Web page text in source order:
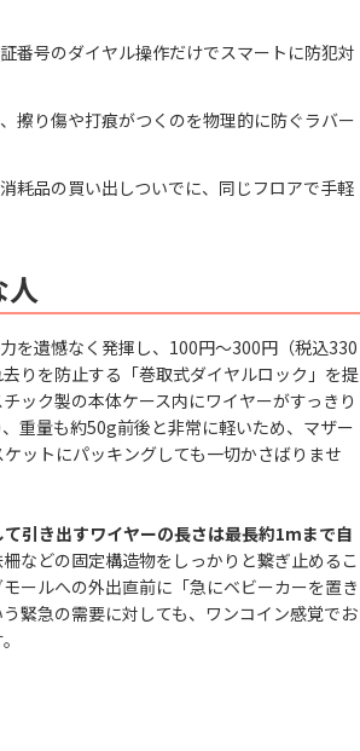
番号のダイヤル操作だけでスマートに防犯対
擦り傷や打痕がつくのを物理的に防ぐラバー
耗品の買い出しついでに、同じフロアで手軽
人
を遺憾なく発揮し、100円〜300円（税込330
りを防止する「巻取式ダイヤルロック」を提
ック製の本体ケース内にワイヤーがすっきり
重量も約50g前後と非常に軽いため、マザー
ットにパッキングしても一切かさばりませ
引き出すワイヤーの長さは最長約1mまで自
などの固定構造物をしっかりと繋ぎ止めるこ
ールへの外出直前に「急にベビーカーを置き
緊急の需要に対しても、ワンコイン感覚でお